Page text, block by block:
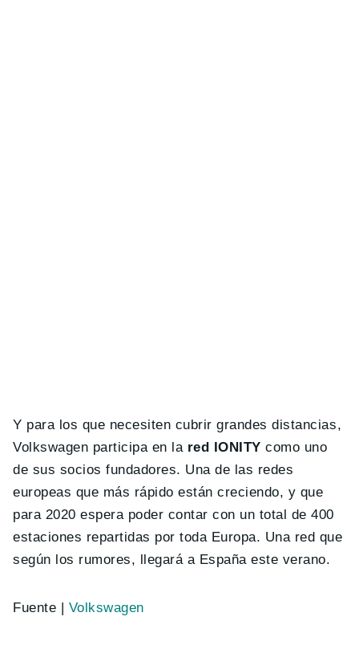
Y para los que necesiten cubrir grandes distancias,
Volkswagen participa en la red IONITY como uno
de sus socios fundadores. Una de las redes
europeas que más rápido están creciendo, y que
para 2020 espera poder contar con un total de 400
estaciones repartidas por toda Europa. Una red que
según los rumores, llegará a España este verano.
Fuente | Volkswagen